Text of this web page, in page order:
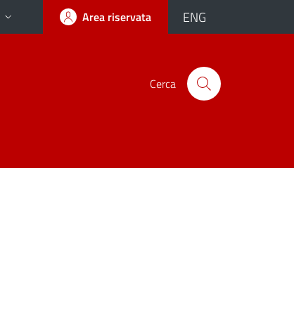
Area riservata ENG
Cerca